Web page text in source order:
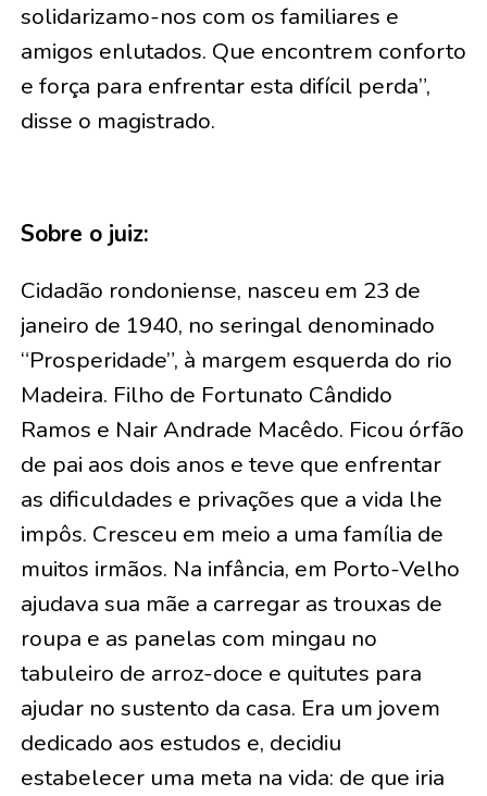
solidarizamo-nos com os familiares e
amigos enlutados. Que encontrem conforto
e força para enfrentar esta difícil perda”,
disse o magistrado.
Sobre o juiz:
Cidadão rondoniense, nasceu em 23 de
janeiro de 1940, no seringal denominado
“Prosperidade”, à margem esquerda do rio
Madeira. Filho de Fortunato Cândido
Ramos e Nair Andrade Macêdo. Ficou órfão
de pai aos dois anos e teve que enfrentar
as dificuldades e privações que a vida lhe
impôs. Cresceu em meio a uma família de
muitos irmãos. Na infância, em Porto-Velho
ajudava sua mãe a carregar as trouxas de
roupa e as panelas com mingau no
tabuleiro de arroz-doce e quitutes para
ajudar no sustento da casa. Era um jovem
dedicado aos estudos e, decidiu
estabelecer uma meta na vida: de que iria